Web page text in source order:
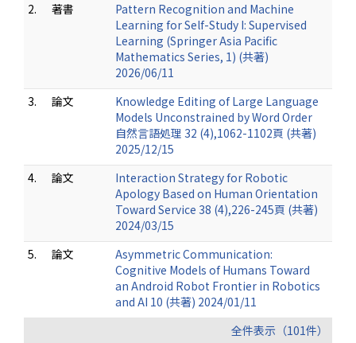
2.
著書
Pattern Recognition and Machine
Learning for Self-Study I: Supervised
Learning (Springer Asia Pacific
Mathematics Series, 1) (共著)
2026/06/11
3.
論文
Knowledge Editing of Large Language
Models Unconstrained by Word Order
自然言語処理 32 (4),1062-1102頁 (共著)
2025/12/15
4.
論文
Interaction Strategy for Robotic
Apology Based on Human Orientation
Toward Service 38 (4),226-245頁 (共著)
2024/03/15
5.
論文
Asymmetric Communication:
Cognitive Models of Humans Toward
an Android Robot Frontier in Robotics
and AI 10 (共著) 2024/01/11
全件表示（101件）